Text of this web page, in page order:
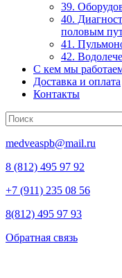
39.
40.
половым
41.
42.
С кем мы
Доставка и оплата
Контакты
medveaspb@mail.ru
8 (812) 495 97 92
+7 (911) 235 08 56
8(812) 495 97 93
Обратная связь